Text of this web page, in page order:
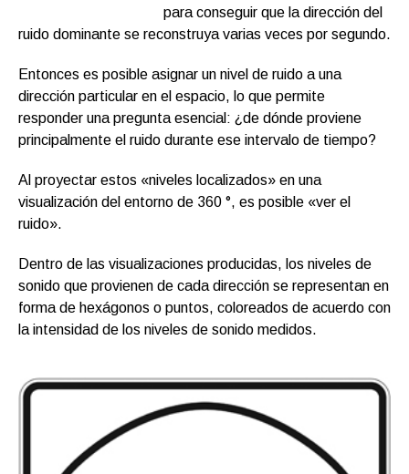
para conseguir que la dirección del
ruido dominante se reconstruya varias veces por segundo.
Entonces es posible asignar un nivel de ruido a una
dirección particular en el espacio, lo que permite
responder una pregunta esencial: ¿de dónde proviene
principalmente el ruido durante ese intervalo de tiempo?
Al proyectar estos «niveles localizados» en una
visualización del entorno de 360 ​​°, es posible «ver el
ruido».
Dentro de las visualizaciones producidas, los niveles de
sonido que provienen de cada dirección se representan en
forma de hexágonos o puntos, coloreados de acuerdo con
la intensidad de los niveles de sonido medidos.